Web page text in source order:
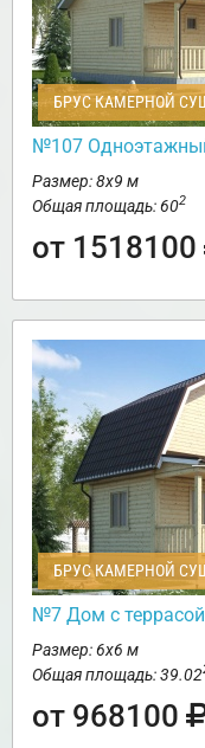
БРУС КАМЕРНОЙ
№107
Размер: 8х9 м
Общая площадь: 602
от 1518100
БРУС КАМЕРНОЙ
№7 Дом с
Размер: 6х6 м
Общая площадь: 39.02
от 968100